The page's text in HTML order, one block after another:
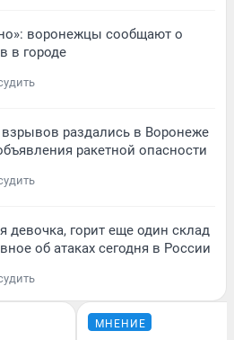
воронежцы сообщают о
в городе
взрывов раздались в Воронеже
ракетной опасности
девочка, горит еще один склад
об атаках сегодня в России
МНЕНИЕ